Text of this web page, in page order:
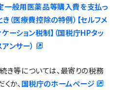
一般用医薬品等購入費を支払っ
き（医療費控除の特例）【セルフメ
ケーション税制】（国税庁HPタッ
ンサー）
等については、最寄りの税務
か、 国税庁のホームページ